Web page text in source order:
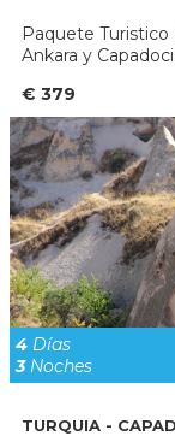
Paquete Turistico
Ankara y
€ 379
4 Días
3Noches
TURQUIA -